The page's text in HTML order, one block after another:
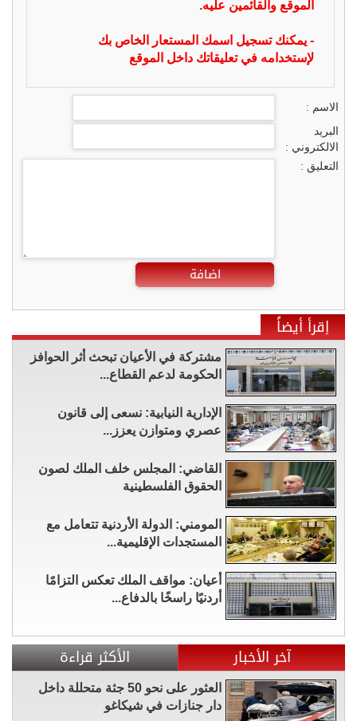
الموقع والقائمين عليه.
- يمكنك تسجيل اسمك المستعار الخاص بك
لإستخدامه في تعليقاتك داخل الموقع
الاسم :
البريد
الالكتروني :
التعليق :
اضافة
إقرأ أيضاً
مشتركة في الأعيان تبحث أثر الحوافز
الحكومة لدعم القطاع...
الإدارية النيابية: نسعى إلى قانون
عصري ومتوازن يعزز...
القاضي: المجلس خلف الملك لصون
الحقوق الفلسطينية
المومني: الدولة الأردنية تتعامل مع
المستجدات الإقليمية...
أعيان: مواقف الملك تعكس التزامًا
أردنيًا راسخًا بالدفاع...
آخر الأخبار الأكثر قراءة
العثور على نحو 50 جثة متحللة داخل
دار جنازات في شيكاغو